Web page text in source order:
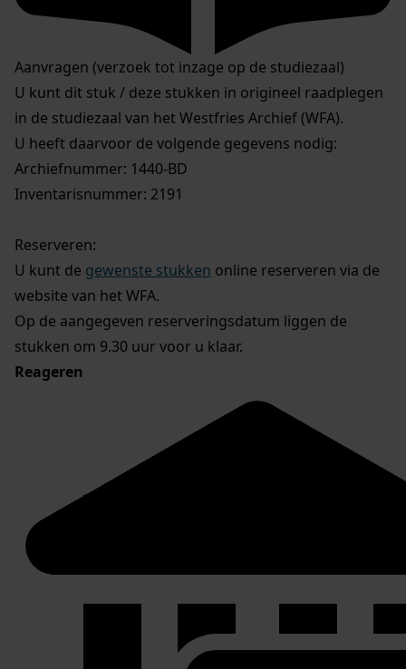
Aanvragen (verzoek tot inzage op de studiezaal)
U kunt dit stuk / deze stukken in origineel raadplegen
in de studiezaal van het Westfries Archief (WFA).
U heeft daarvoor de volgende gegevens nodig:
Archiefnummer: 1440-BD
Inventarisnummer: 2191
Reserveren:
U kunt de gewenste stukken online reserveren via de
website van het WFA.
Op de aangegeven reserveringsdatum liggen de
stukken om 9.30 uur voor u klaar.
Reageren